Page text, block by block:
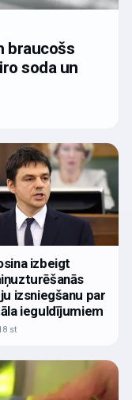
braucošs
soda un
izbeigt
izsniegšanu par
ieguldījumiem
st